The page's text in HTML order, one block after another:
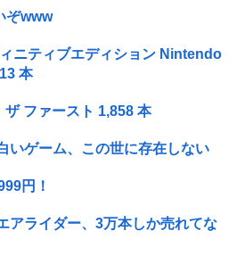
ぞwww
ニティブエディション Nintendo
本
ファースト 1,858 本
いゲーム、この世に存在しない
円！
アライダー、3万本しか売れてな